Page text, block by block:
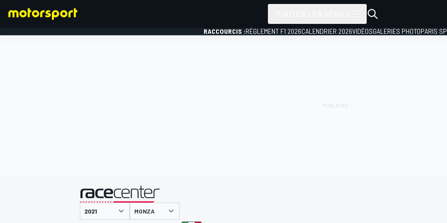
RACCOURCIS :RÈGLEMENT F1 2026CALENDRIER 2026VIDÉOSGALERIES PHOTOPARIS
présenté par
MONZA